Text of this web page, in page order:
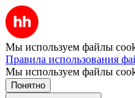
Мы используем файлы
Правила использования
Мы используем файлы
Понятно